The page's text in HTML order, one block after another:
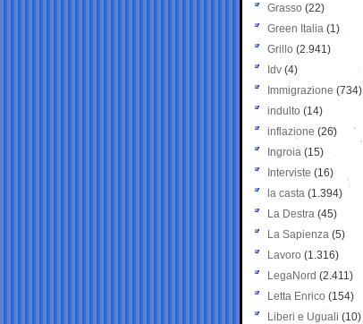
Grasso (22)
Green Italia (1)
Grillo (2.941)
Idv (4)
Immigrazione (734)
indulto (14)
inflazione (26)
Ingroia (15)
Interviste (16)
la casta (1.394)
La Destra (45)
La Sapienza (5)
Lavoro (1.316)
LegaNord (2.411)
Letta Enrico (154)
Liberi e Uguali (10)